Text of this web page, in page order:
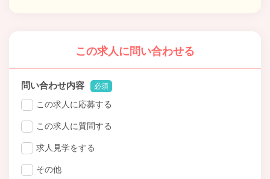
この求人に問い合わせる
問い合わせ内容 必須
この求人に応募する
この求人に質問する
求人見学をする
その他